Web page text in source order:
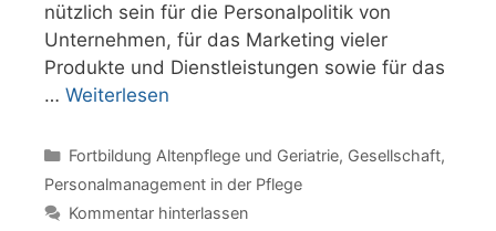
nützlich sein für die Personalpolitik von
Unternehmen, für das Marketing vieler
Produkte und Dienstleistungen sowie für das
… Weiterlesen
Kategorien
Fortbildung Altenpflege und Geriatrie, Gesellschaft,
Personalmanagement in der Pflege
Kommentar hinterlassen